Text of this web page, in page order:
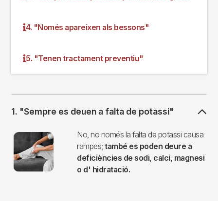
4. "Només apareixen als bessons"
5. "Tenen tractament preventiu"
1. "Sempre es deuen a falta de potassi"
Imagen
No, no només la falta de potassi causa
rampes; també es poden deure a
deficiències de sodi, calci, magnesi
o d' hidratació.